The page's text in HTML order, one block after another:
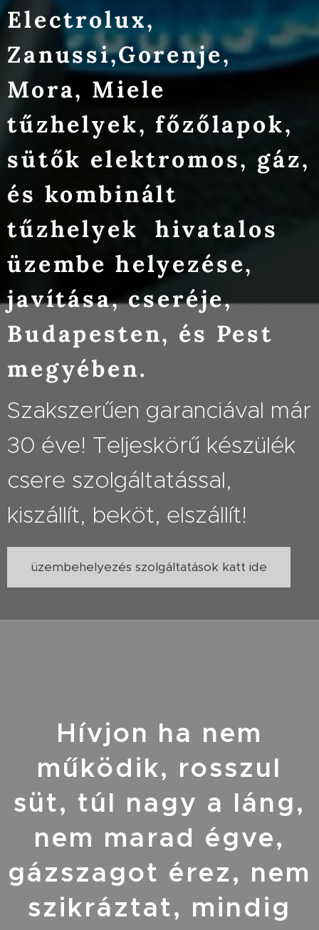
Electrolux,
Zanussi,Gorenje,
Mora, Miele
tűzhelyek, főzőlapok,
sütők elektromos, gáz,
és kombinált
tűzhelyek hivatalos
üzembe helyezése,
javítása, cseréje,
Budapesten, és Pest
megyében.
Szakszerűen garanciával már
30 éve! Teljeskörű készülék
csere szolgáltatással,
kiszállít, beköt, elszállít!
üzembehelyezés szolgáltatások katt ide
Hívjon ha nem
működik, rosszul
süt, túl nagy a láng,
nem marad égve,
gázszagot érez, nem
szikráztat, mindig